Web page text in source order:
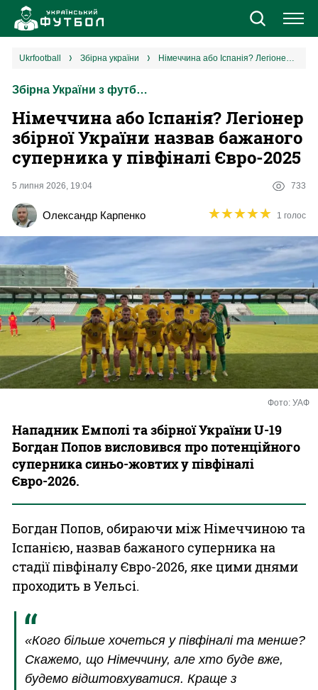
Новини
Збірна
Єврокубки
УПЛ
2 ліга
Букмекери
Казино
ukrfootball збірна україни Німеччина або Іспанія? Легіонер збірної України назвав бажаного суперника у півфіналі Євро-2025
Збірна України з футболу
Німеччина або Іспанія? Легіонер
збірної України назвав бажаного
суперника у півфіналі Євро-2025
5 липня 2026, 19:04 733
Олександр Карпенко ★★★★★
★★★★★ 1 голос
Фото: УАФ
Нападник Емполі та збірної України U-19
Богдан Попов висловився про потенційного
суперника синьо-жовтих у півфіналі
Євро-2026.
Богдан Попов, обираючи між Німеччиною та
Іспанією, назвав бажаного суперника на
стадії півфіналу Євро-2026, яке цими днями
проходить в Уельсі.
«Кого більше хочеться у півфіналі та менше?
Скажемо, що Німеччину, але хто буде вже,
будемо відштовхуватися. Краще з